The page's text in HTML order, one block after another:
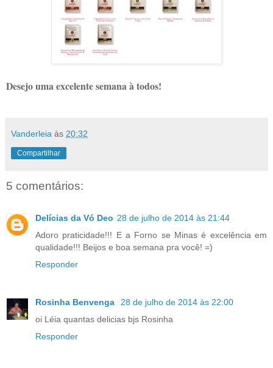
Desejo uma excelente semana à todos!
Vanderleia às 20:32
Compartilhar
5 comentários:
Delícias da Vó Deo 28 de julho de 2014 às 21:44
Adoro praticidade!!! E a Forno se Minas é excelência em
qualidade!!! Beijos e boa semana pra você! =)
Responder
Rosinha Benvenga
28 de julho de 2014 às 22:00
oi Léia quantas delicias bjs Rosinha
Responder